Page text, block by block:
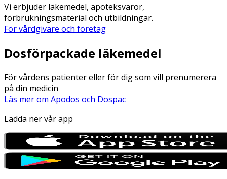
Vi erbjuder läkemedel, apoteksvaror,
förbrukningsmaterial och utbildningar.
För vårdgivare och företag
Dosförpackade läkemedel
För vårdens patienter eller för dig som vill prenumerera
på din medicin
Läs mer om Apodos och Dospac
Ladda ner vår app